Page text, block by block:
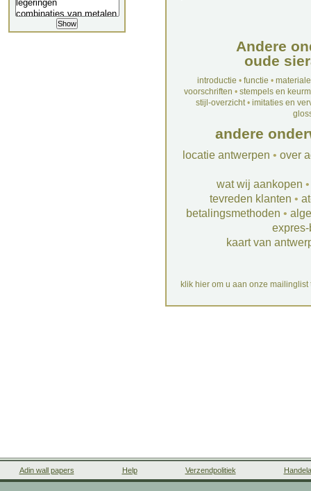
Andere
oude
introductie • functie •
voorschriften • stempels en
stijl-overzicht• imitaties en
andere
locatie antwerpen • over
wat wij aankopen
tevreden klanten •
betalingsmethoden •
kaart van
klik hier om u aan onze mailinglist
Adin wall papers Help Verzendpolitiek